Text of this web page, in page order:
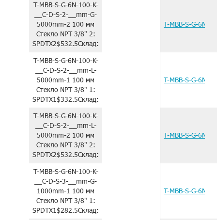
T-MBB-S-G-6N-100-K-
__C-D-S-2-__mm-G-
5000mm-2 100 мм
СтеклоNPT 3/8" 2:
SPDTX2$532.5Склад:
T-MBB-S-G-6N-
T-MBB-S-G-6N-100-K-
__C-D-S-2-__mm-L-
5000mm-1 100 мм
СтеклоNPT 3/8" 1:
SPDTX1$332.5Склад:
T-MBB-S-G-6N-
T-MBB-S-G-6N-100-K-
__C-D-S-2-__mm-L-
5000mm-2 100 мм
СтеклоNPT 3/8" 2:
SPDTX2$532.5Склад:
T-MBB-S-G-6N-
T-MBB-S-G-6N-100-K-
__C-D-S-3-__mm-G-
1000mm-1 100 мм
СтеклоNPT 3/8" 1:
SPDTX1$282.5Склад:
T-MBB-S-G-6N-